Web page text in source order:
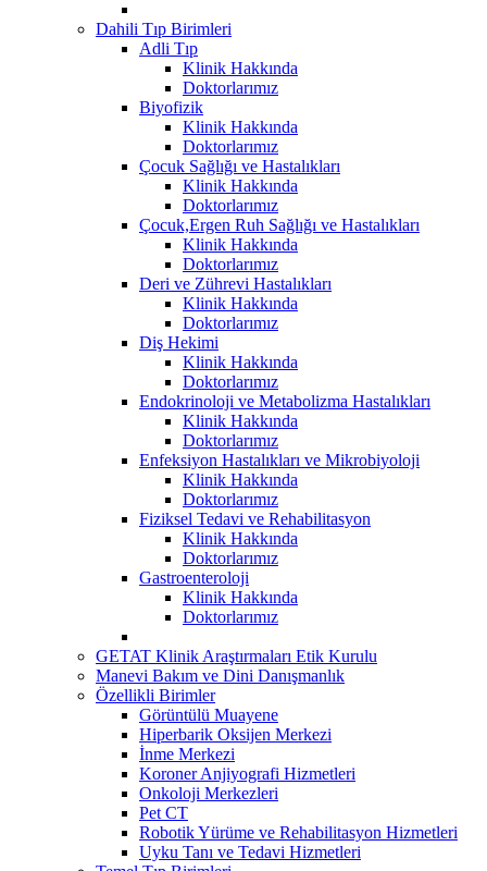
Dahili Tıp Birimleri
Adli Tıp
Klinik Hakkında
Doktorlarımız
Biyofizik
Klinik Hakkında
Doktorlarımız
Çocuk Sağlığı ve Hastalıkları
Klinik Hakkında
Doktorlarımız
Çocuk,Ergen Ruh Sağlığı ve Hastalıkları
Klinik Hakkında
Doktorlarımız
Deri ve Zührevi Hastalıkları
Klinik Hakkında
Doktorlarımız
Diş Hekimi
Klinik Hakkında
Doktorlarımız
Endokrinoloji ve Metabolizma Hastalıkları
Klinik Hakkında
Doktorlarımız
Enfeksiyon Hastalıkları ve Mikrobiyoloji
Klinik Hakkında
Doktorlarımız
Fiziksel Tedavi ve Rehabilitasyon
Klinik Hakkında
Doktorlarımız
Gastroenteroloji
Klinik Hakkında
Doktorlarımız
GETAT Klinik Araştırmaları Etik Kurulu
Manevi Bakım ve Dini Danışmanlık
Özellikli Birimler
Görüntülü Muayene
Hiperbarik Oksijen Merkezi
İnme Merkezi
Koroner Anjiyografi Hizmetleri
Onkoloji Merkezleri
Pet CT
Robotik Yürüme ve Rehabilitasyon Hizmetleri
Uyku Tanı ve Tedavi Hizmetleri